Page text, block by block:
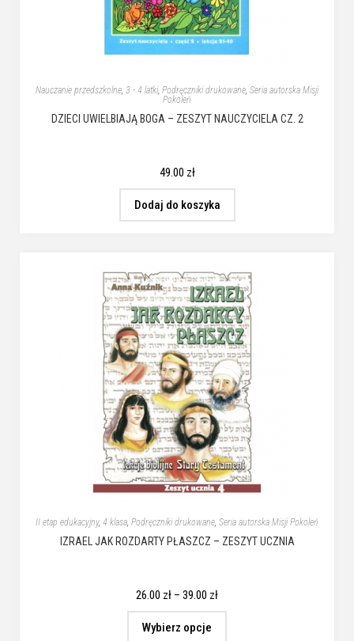
Nauczanie przedszkolne, 3 - 4 latki, Podręczniki drukowane, Seria autorska Misji
Pokoleń
DZIECI UWIELBIAJĄ BOGA – ZESZYT NAUCZYCIELA CZ. 2
49.00 zł
Dodaj do koszyka
II etap edukacyjny, 4 klasa, Podręczniki drukowane, Seria autorska Misji Pokoleń
IZRAEL JAK ROZDARTY PŁASZCZ – ZESZYT UCZNIA
26.00 zł – 39.00 zł
Wybierz opcje